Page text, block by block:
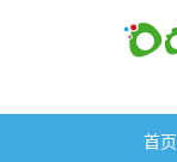
首页